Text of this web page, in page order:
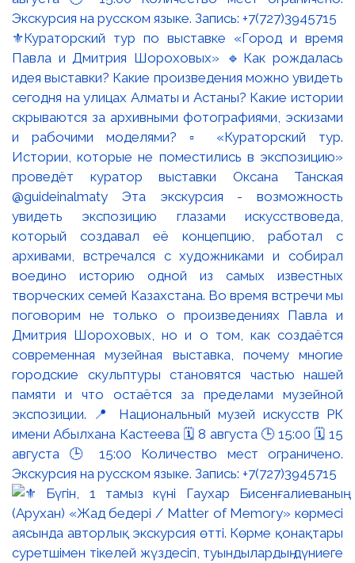
⚜️Кураторский тур по выставке «Город и время
Павла и Дмитрия Шороховых» 🔹Как рождалась
идея выставки? Какие произведения можно увидеть
сегодня на улицах Алматы и Астаны? Какие истории
скрываются за архивными фотографиями, эскизами
и рабочими моделями? ▫️ «Кураторский тур.
Истории, которые не поместились в экспозицию»
проведёт куратор выставки Оксана Танская
@guideinalmaty Эта экскурсия - возможность
увидеть экспозицию глазами искусствоведа,
который создавал её концепцию, работал с
архивами, встречался с художниками и собирал
воедино историю одной из самых известных
творческих семей Казахстана. Во время встречи мы
поговорим не только о произведениях Павла и
Дмитрия Шороховых, но и о том, как создаётся
современная музейная выставка, почему многие
городские скульптуры становятся частью нашей
памяти и что остаётся за пределами музейной
экспозиции. 📍 Национальный музей искусств РК
имени Абылхана Кастеева 🗓 8 августа 🕒 15:00 🗓 15
августа 🕒 15:00 Количество мест ограничено.
Экскурсия на русском языке. Запись: +7(727)3945715